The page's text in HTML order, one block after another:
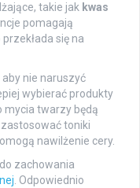
takie jak kwas
pomagają
się na
aby nie naruszyć
wybierać produkty
mycia twarzy będą
toniki
nawilżenie cery.
zachowania
. Odpowiednio